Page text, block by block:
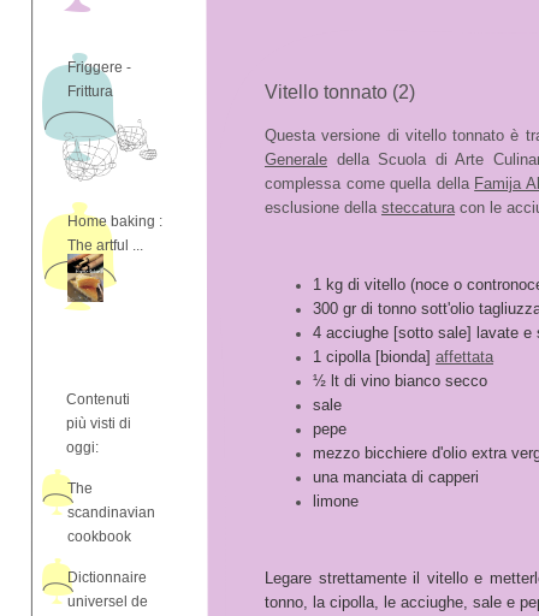
Friggere -
Frittura
Home baking :
The artful ...
Contenuti
più visti di
oggi:
The
scandinavian
cookbook
Dictionnaire
universel de
Vitello tonnato (2)
Questa versione di vitello tonnato è
Generale della Scuola di Arte
complessa come quella della Famija
esclusione della steccaturacon le
1 kg di vitello (noce o
300 gr di tonno sott'olio
4 acciughe [sotto sale] lavate e
1 cipolla [bionda] affettata
½ lt di vino bianco secco
sale
pepe
mezzo bicchiere d'olio extra
una manciata di capperi
limone
Legare strettamente il vitello e
tonno, la cipolla, le acciughe, sale e